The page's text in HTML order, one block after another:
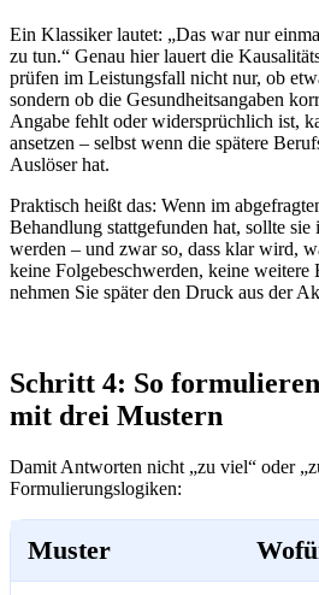
Ein Klassiker lautet: „Das war nur
zu tun.“ Genau hier lauert die
prüfen im Leistungsfall nicht nur, ob
sondern ob die Gesundheitsangaben
Angabe fehlt oder widersprüchlich ist,
ansetzen – selbst wenn die spätere
Auslöser hat.
Praktisch heißt das: Wenn im
Behandlung stattgefunden hat, sollte sie
werden – und zwar so, dass klar wird,
keine Folgebeschwerden, keine weitere
nehmen Sie später den Druck aus der
Schritt 4: So
mit drei Mustern
Damit Antworten nicht „zu viel“ oder
Formulierungslogiken:
Muster